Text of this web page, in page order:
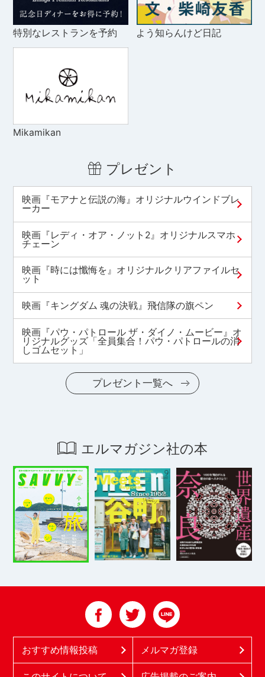
特別なレストランを予約 よう知らんけど日記
Mikamikan
プレゼント
映画『モアナと伝説の海』オリジナルウインドブレ
ーカー
映画『レディ・オア・ノット2』オリジナルスマホ
チェーン
映画『時には懺悔を』オリジナルクリアファイルセ
ット
映画『キングダム 魂の決戦』飛信隊の旗ペン
映画『パウ・パトロール ザ・ダイノ・ムービー』オ
リジナルグッズ「全員集合！パウ・パトロールの消
しゴムセット」
プレゼント一覧へ
エルマガジン社の本
おすすめ情報投稿 メルマガ登録